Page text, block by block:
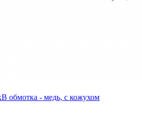
обмотка - медь, с кожухом